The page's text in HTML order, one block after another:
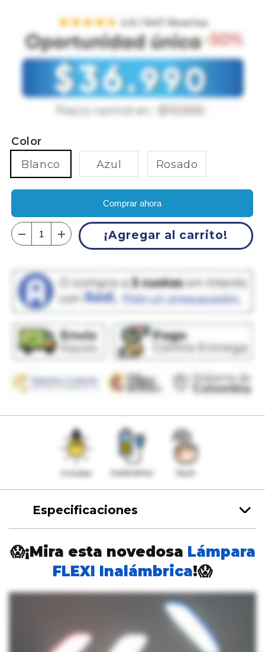
Color
Blanco
Azul Rosado
Comprar ahora
¡Agregar al carrito!
Especificaciones
😱¡Mira esta novedosa Lámpara
FLEXI Inalámbrica!😱